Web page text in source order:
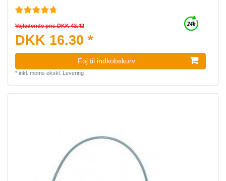
Vejledende pris DKK 42.42
DKK 16.30 *
Foj til indkobskurv
* inkl. moms ekskl. Levering